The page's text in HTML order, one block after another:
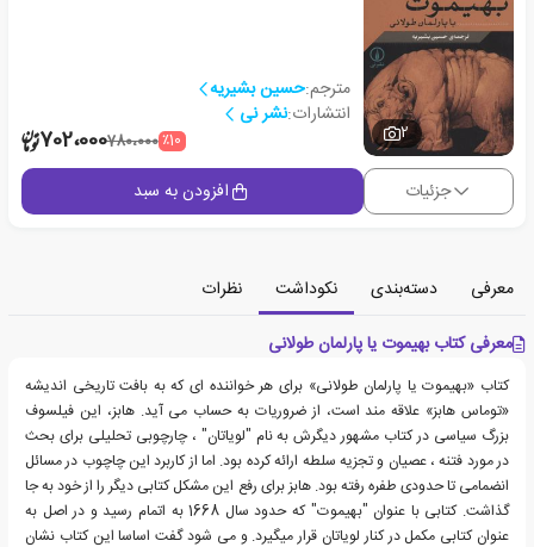
2
مترجم:حسین بشیریه
انتشارات:نشر نی
٪10780،000702،000
جزئیات افزودن به سبد
معرفی دسته‌بندی نکوداشت
نظرات
معرفی کتاب بهیموت یا پارلمان طولانی
کتاب «بهیموت یا پارلمان طولانی» برای هر خواننده ای که به بافت تاریخی اندیشه
«توماس هابز» علاقه مند است، از ضروریات به حساب می آید. هابز، این فیلسوف
بزرگ سیاسی در کتاب مشهور دیگرش به نام "لویاتان" ، چارچوبی تحلیلی برای بحث
در مورد فتنه ، عصیان و تجزیه سلطه ارائه کرده بود. اما از کاربرد این چاچوب در مسائل
انضمامی تا حدودی طفره رفته بود. هابز برای رفع این مشکل کتابی دیگر را از خود به جا
گذاشت. کتابی با عنوان "بهیموت" که حدود سال 1668 به اتمام رسید و در اصل به
عنوان کتابی مکمل در کنار لویاتان قرار میگیرد. و می شود گفت اساسا این کتاب نشان